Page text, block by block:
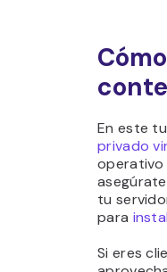
En este
privado
tu
para
Si eres